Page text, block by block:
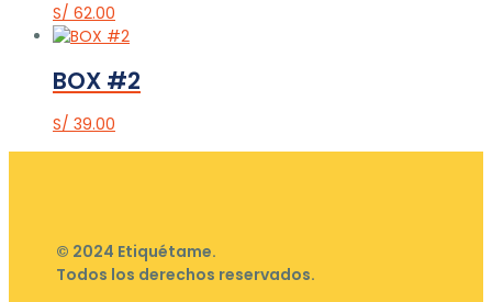
S/ 62.00
BOX #2
S/ 39.00
© 2024 Etiquétame.
Todos los derechos reservados.